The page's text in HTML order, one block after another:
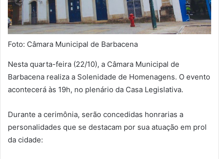
Foto: Câmara Municipal de Barbacena
Nesta quarta-feira (22/10), a Câmara Municipal de
Barbacena realiza a Solenidade de Homenagens. O evento
acontecerá às 19h, no plenário da Casa Legislativa.
Durante a cerimônia, serão concedidas honrarias a
personalidades que se destacam por sua atuação em prol
da cidade: